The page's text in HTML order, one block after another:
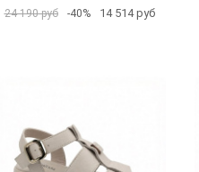
24 190 руб -40% 14 514 руб